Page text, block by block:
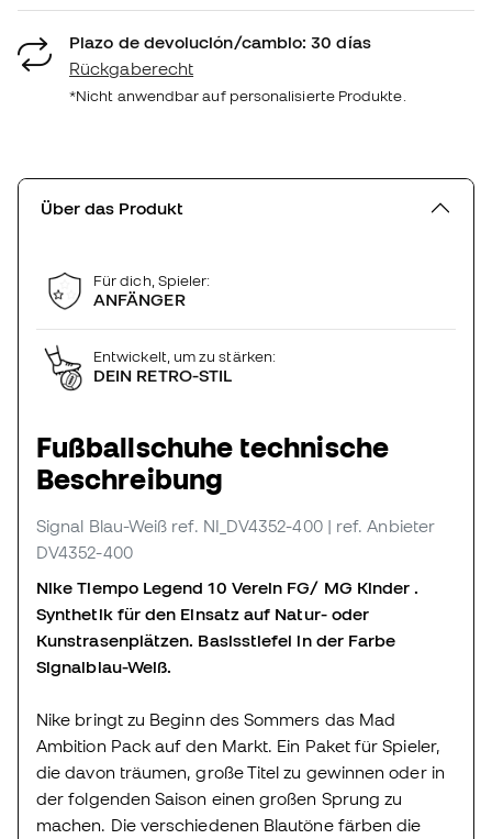
Plazo de devolución/cambio: 30 días
Rückgaberecht
*Nicht anwendbar auf personalisierte Produkte.
Über das Produkt
Für dich, Spieler:
ANFÄNGER
Entwickelt, um zu stärken:
DEIN RETRO-STIL
Fußballschuhe technische
Beschreibung
Signal Blau-Weiß ref. NI_DV4352-400 | ref. Anbieter
DV4352-400
Nike Tiempo Legend 10 Verein FG/ MG Kinder .
Synthetik für den Einsatz auf Natur- oder
Kunstrasenplätzen. Basisstiefel in der Farbe
Signalblau-Weiß.
Nike bringt zu Beginn des Sommers das Mad
Ambition Pack auf den Markt. Ein Paket für Spieler,
die davon träumen, große Titel zu gewinnen oder in
der folgenden Saison einen großen Sprung zu
machen. Die verschiedenen Blautöne färben die